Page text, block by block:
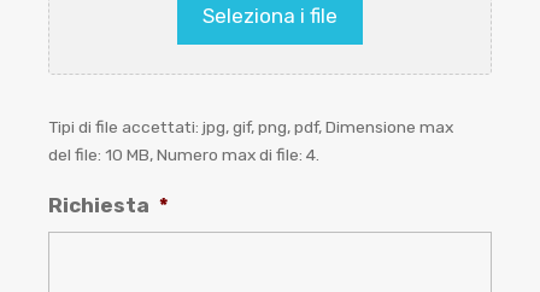
Seleziona i file
Tipi di file accettati: jpg, gif, png, pdf, Dimensione max
del file: 10 MB, Numero max di file: 4.
Richiesta *